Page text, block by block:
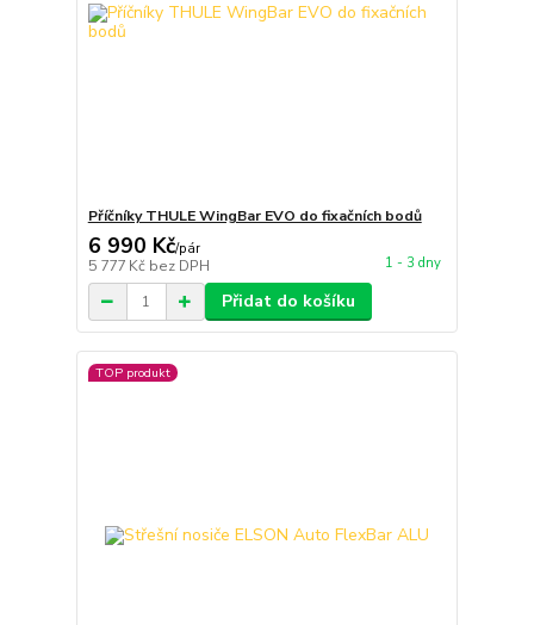
Příčníky THULE WingBar EVO do fixačních bodů
6 990 Kč/pár
5 777 Kč bez DPH 1 - 3 dny
Přidat do košíku
TOP produkt